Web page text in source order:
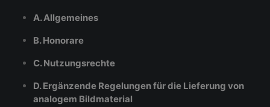
A. Allgemeines
B. Honorare
C. Nutzungsrechte
D. Ergänzende Regelungen für die Lieferung von
analogem Bildmaterial